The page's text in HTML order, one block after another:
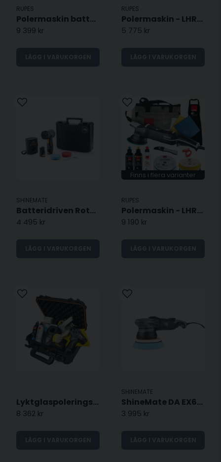
RUPES
Polermaskin batteridriven Nano - HR81ML II
9 399 kr
LÄGG I VARUKORGEN
RUPES
Polermaskin - LHR12 - Duetto
5 775 kr
LÄGG I VARUKORGEN
SHINEMATE
Batteridriven Roterande Polermaskin EB213 KIT
4 495 kr
LÄGG I VARUKORGEN
Finns i flera varianter
RUPES
Polermaskin - LHR15 Mark V
9 190 kr
LÄGG I VARUKORGEN
Lyktglaspolerings komplett kit
8 362 kr
LÄGG I VARUKORGEN
SHINEMATE
ShineMate DA EX620-15 - 125mm
3 995 kr
LÄGG I VARUKORGEN